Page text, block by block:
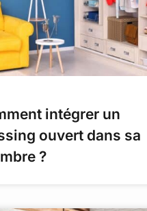
intégrer un
ouvert dans sa
?